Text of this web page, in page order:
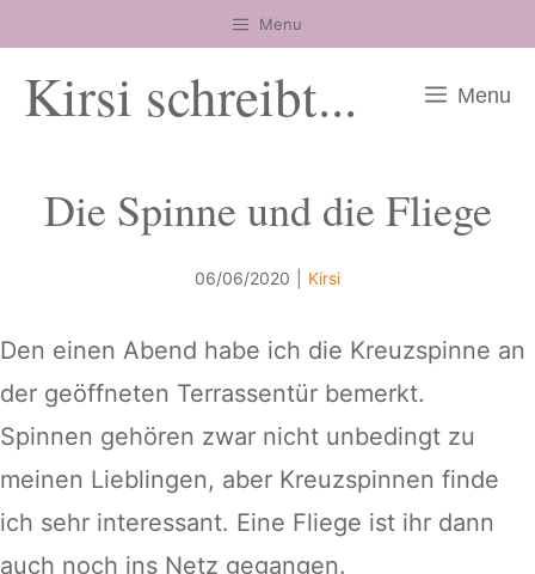
Inhalt
springen
Menu
Kirsi schreibt... Menu
Die Spinne und die Fliege
06/06/2020 Kirsi
Den einen Abend habe ich die Kreuzspinne an
der geöffneten Terrassentür bemerkt.
Spinnen gehören zwar nicht unbedingt zu
meinen Lieblingen, aber Kreuzspinnen finde
ich sehr interessant. Eine Fliege ist ihr dann
auch noch ins Netz gegangen.